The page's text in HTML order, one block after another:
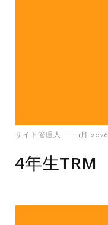
サイト管理人 - 1 1月 2026
4年生TRM